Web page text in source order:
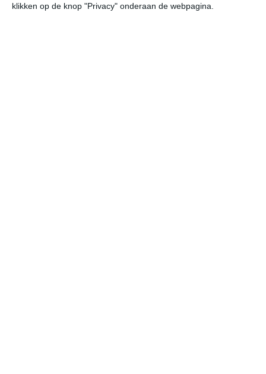
klikken op de knop "Privacy" onderaan de webpagina.